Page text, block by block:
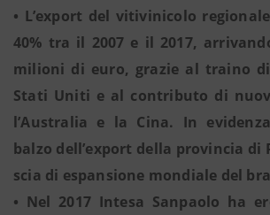
• L’export del vitivinicolo
40% tra il 2007 e il 2017,
milioni di euro, grazie al traino
Stati Uniti e al contributo di
l’Australia e la Cina. In
balzo dell’export della provincia di
scia di espansione mondiale del
• Nel 2017 Intesa Sanpaolo ha